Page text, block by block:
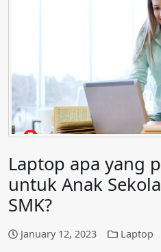
Laptop apa yang
untuk Anak
SMK?
January 12, 2023 Laptop